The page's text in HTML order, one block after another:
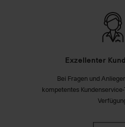
Exzellenter
Bei Fragen und
kompetentes